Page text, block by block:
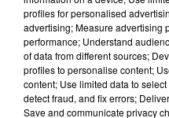
23 juillet 2026
INCENDIE MORTEL À
SON BÉBÉ ENTRE LA
Un homme s'est
profiles for personalised
advertising; Measure advertising
performance; Understand
of data from different sources;
profiles to personalise content;
content; Use limited data to
detect fraud, and fix errors;
Save and communicate privacy